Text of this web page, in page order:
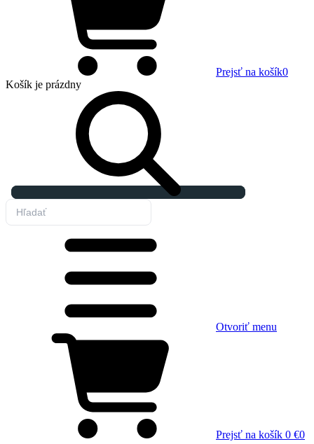
Prejsť na košík0
Košík je prázdny
Otvoriť menu
Prejsť na košík 0 €0